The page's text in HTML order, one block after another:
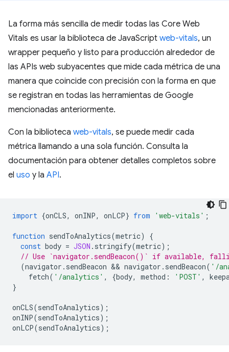
La forma más sencilla de medir todas las Core Web
Vitals es usar la biblioteca de JavaScript web-vitals, un
wrapper pequeño y listo para producción alrededor de
las APIs web subyacentes que mide cada métrica de una
manera que coincide con precisión con la forma en que
se registran en todas las herramientas de Google
mencionadas anteriormente.
Con la biblioteca web-vitals, se puede medir cada
métrica llamando a una sola función. Consulta la
documentación para obtener detalles completos sobre
el uso y la API.
import {onCLS, onINP, onLCP} from 'web-vitals' ;
function sendToAnalytics(metric)
{
const body = JSON . stringify(metric);
// Use `navigator.sendBeacon()` if available,
(navigator . sendBeacon && navigator . sendBeacon( '/
fetch( '/analytics' , {body, method : 'POST' ,
}
onCLS(sendToAnalytics);
onINP(sendToAnalytics);
onLCP(sendToAnalytics);